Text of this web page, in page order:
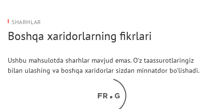
SHARHLAR
Boshqa xaridorlarning fikrlari
Ushbu mahsulotda sharhlar mavjud emas. O'z taassurotlaringiz
bilan ulashing va boshqa xaridorlar sizdan minnatdor bo'lishadi.